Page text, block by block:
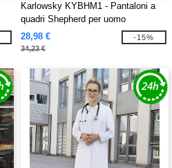
Karlowsky KYBHM1 - Pantaloni a
quadri Shepherd per uomo
28,98 €
34,23 €
-15%